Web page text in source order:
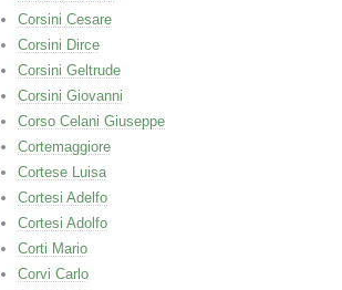
Corsini Cesare
Corsini Dirce
Corsini Geltrude
Corsini Giovanni
Corso Celani Giuseppe
Cortemaggiore
Cortese Luisa
Cortesi Adelfo
Cortesi Adolfo
Corti Mario
Corvi Carlo